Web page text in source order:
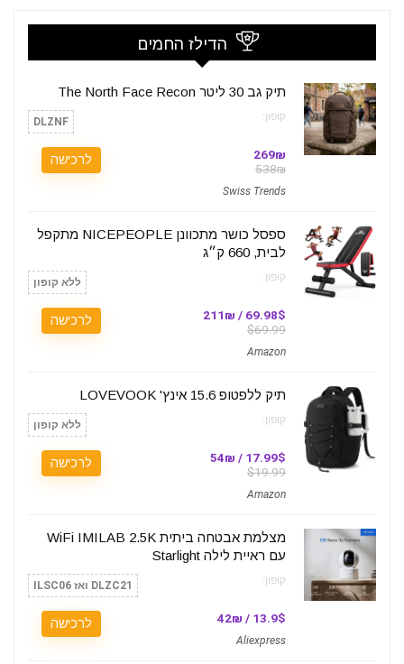
הדילז החמים
תיק גב 30 ליטר The North Face Recon
קופון: DLZNF
269₪
538₪
Swiss Trends
לרכישה
ספסל כושר מתכוונן NICEPEOPLE מתקפל
לבית, 660 ק״ג
קופון: ללא קופון
69.98$ / 211₪
$69.99
Amazon
לרכישה
תיק ללפטופ 15.6 אינץ' LOVEVOOK
קופון: ללא קופון
17.99$ / 54₪
$19.99
Amazon
לרכישה
מצלמת אבטחה ביתית WiFi IMILAB 2.5K
עם ראיית לילה Starlight
קופון: DLZC21 ואז ILSC06
13.9$ / 42₪
Aliexpress
לרכישה